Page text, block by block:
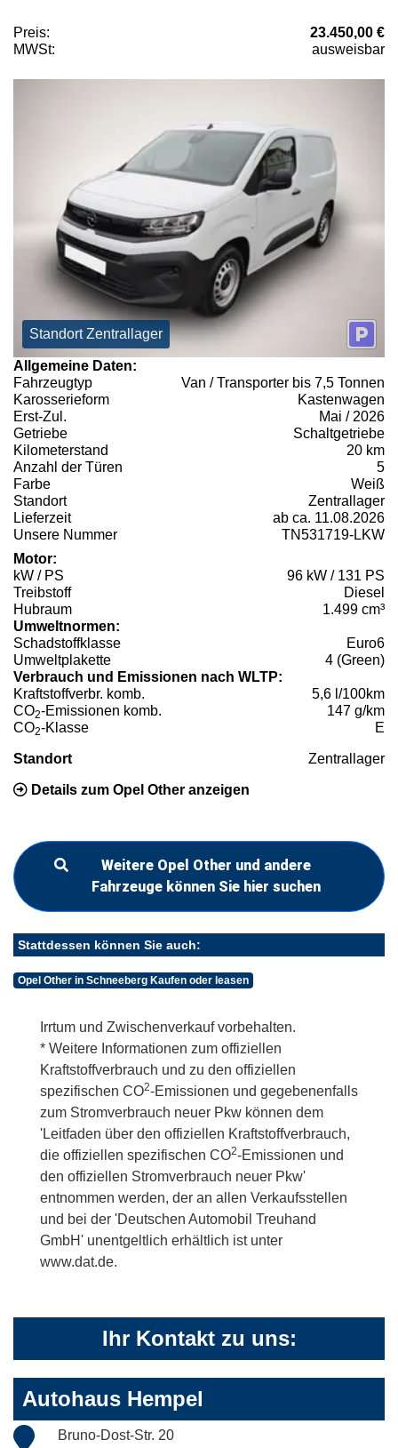
Preis:
23.450,00 €
MWSt:
ausweisbar
Standort Zentrallager
Allgemeine Daten:
Fahrzeugtyp
Van / Transporter bis 7,5 Tonnen
Karosserieform
Kastenwagen
Erst-Zul.
Mai / 2026
Getriebe
Schaltgetriebe
Kilometerstand
20 km
Anzahl der Türen
5
Farbe
Weiß
Standort
Zentrallager
Lieferzeit
ab ca. 11.08.2026
Unsere Nummer
TN531719-LKW
Motor:
kW / PS
96 kW / 131 PS
Treibstoff
Diesel
Hubraum
1.499 cm³
Umweltnormen:
Schadstoffklasse
Euro6
Umweltplakette
4 (Green)
Verbrauch und Emissionen nach WLTP:
Kraftstoffverbr. komb.
5,6 l/100km
CO2-Emissionen komb.
147 g/km
CO2-Klasse E
Standort Zentrallager
Details zum Opel Other anzeigen
Weitere Opel Other und andere
Fahrzeuge können Sie hier suchen
Stattdessen können Sie auch:
Opel Other in Schneeberg Kaufen oder leasen
Irrtum und Zwischenverkauf vorbehalten.
* Weitere Informationen zum offiziellen
Kraftstoffverbrauch und zu den offiziellen
spezifischen CO2-Emissionen und gegebenenfalls
zum Stromverbrauch neuer Pkw können dem
'Leitfaden über den offiziellen Kraftstoffverbrauch,
die offiziellen spezifischen CO2-Emissionen und
den offiziellen Stromverbrauch neuer Pkw'
entnommen werden, der an allen Verkaufsstellen
und bei der 'Deutschen Automobil Treuhand
GmbH' unentgeltlich erhältlich ist unter
www.dat.de.
Ihr Kontakt zu uns:
Autohaus Hempel
Bruno-Dost-Str. 20